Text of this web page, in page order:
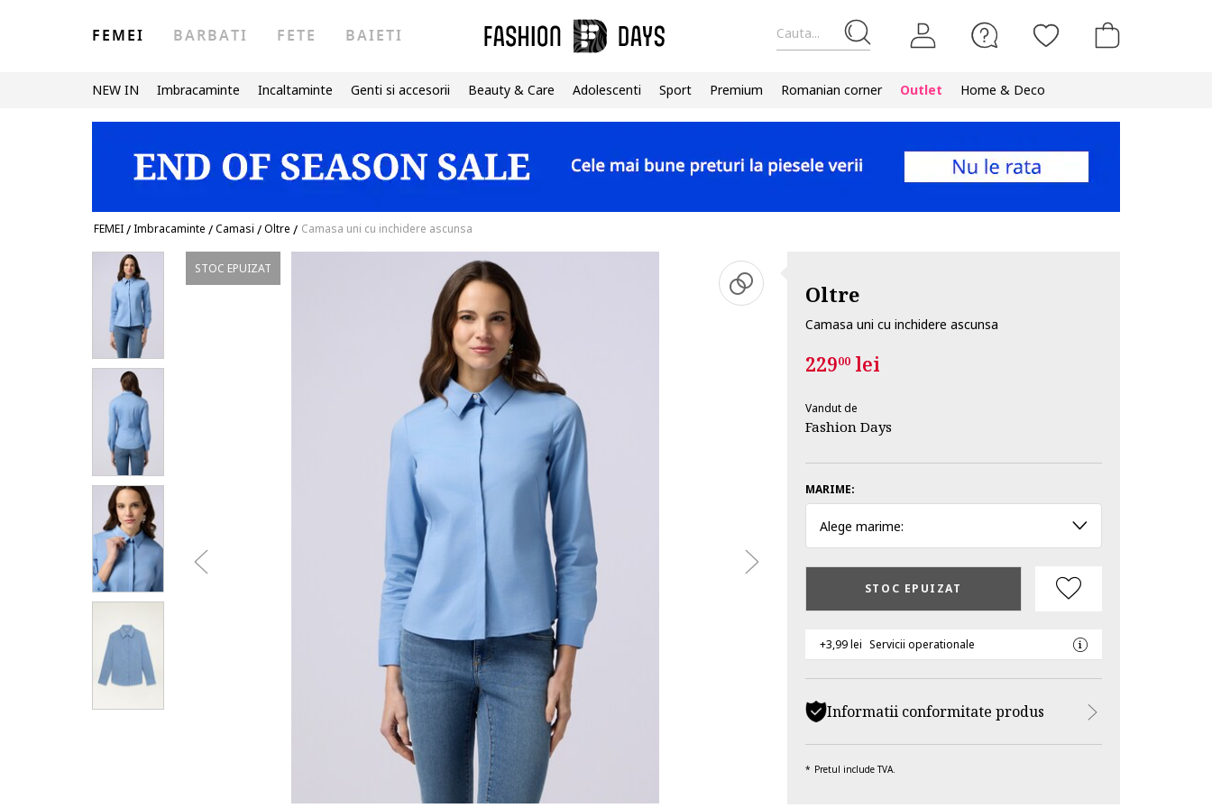
Cauta...
FEMEI BARBATI FETE BAIETI
NEW IN Imbracaminte Incaltaminte Genti si accesorii Beauty & Care Adolescenti Sport Premium Romanian corner Outlet Home & Deco
FEMEI/Imbracaminte /Camasi /Oltre / Camasa uni cu inchidere ascunsa
STOC EPUIZAT
Oltre
Camasa uni cu inchidere ascunsa
22900lei
Vandut de
Fashion Days
MARIME:
Alege marime:
STOC EPUIZAT
+3,99 lei Servicii operationale
Informatii conformitate produs
Pretul include TVA.